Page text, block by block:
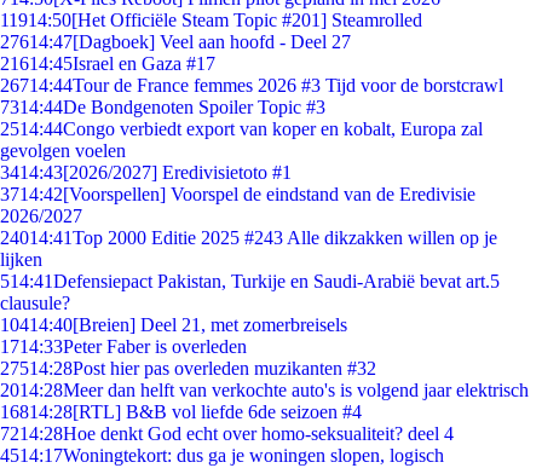
11914:50[Het Officiële Steam Topic #201] Steamrolled
27614:47[Dagboek] Veel aan hoofd - Deel 27
21614:45Israel en Gaza #17
26714:44Tour de France femmes 2026 #3 Tijd voor de borstcrawl
7314:44De Bondgenoten Spoiler Topic #3
2514:44Congo verbiedt export van koper en kobalt, Europa zal
gevolgen voelen
3414:43[2026/2027] Eredivisietoto #1
3714:42[Voorspellen] Voorspel de eindstand van de Eredivisie
2026/2027
24014:41Top 2000 Editie 2025 #243 Alle dikzakken willen op je
lijken
514:41Defensiepact Pakistan, Turkije en Saudi-Arabië bevat art.5
clausule?
10414:40[Breien] Deel 21, met zomerbreisels
1714:33Peter Faber is overleden
27514:28Post hier pas overleden muzikanten #32
2014:28Meer dan helft van verkochte auto's is volgend jaar elektrisch
16814:28[RTL] B&B vol liefde 6de seizoen #4
7214:28Hoe denkt God echt over homo-seksualiteit? deel 4
4514:17Woningtekort: dus ga je woningen slopen, logisch